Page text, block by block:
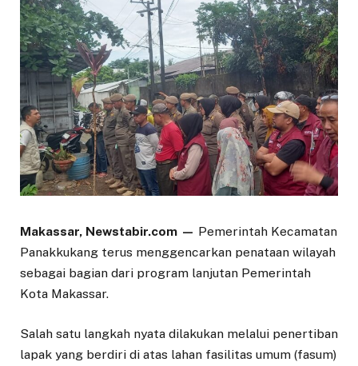
Makassar, Newstabir.com — Pemerintah Kecamatan
Panakkukang terus menggencarkan penataan wilayah
sebagai bagian dari program lanjutan Pemerintah
Kota Makassar.
Salah satu langkah nyata dilakukan melalui penertiban
lapak yang berdiri di atas lahan fasilitas umum (fasum)